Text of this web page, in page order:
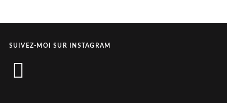
SUIVEZ-MOI SUR INSTAGRAM
instagram